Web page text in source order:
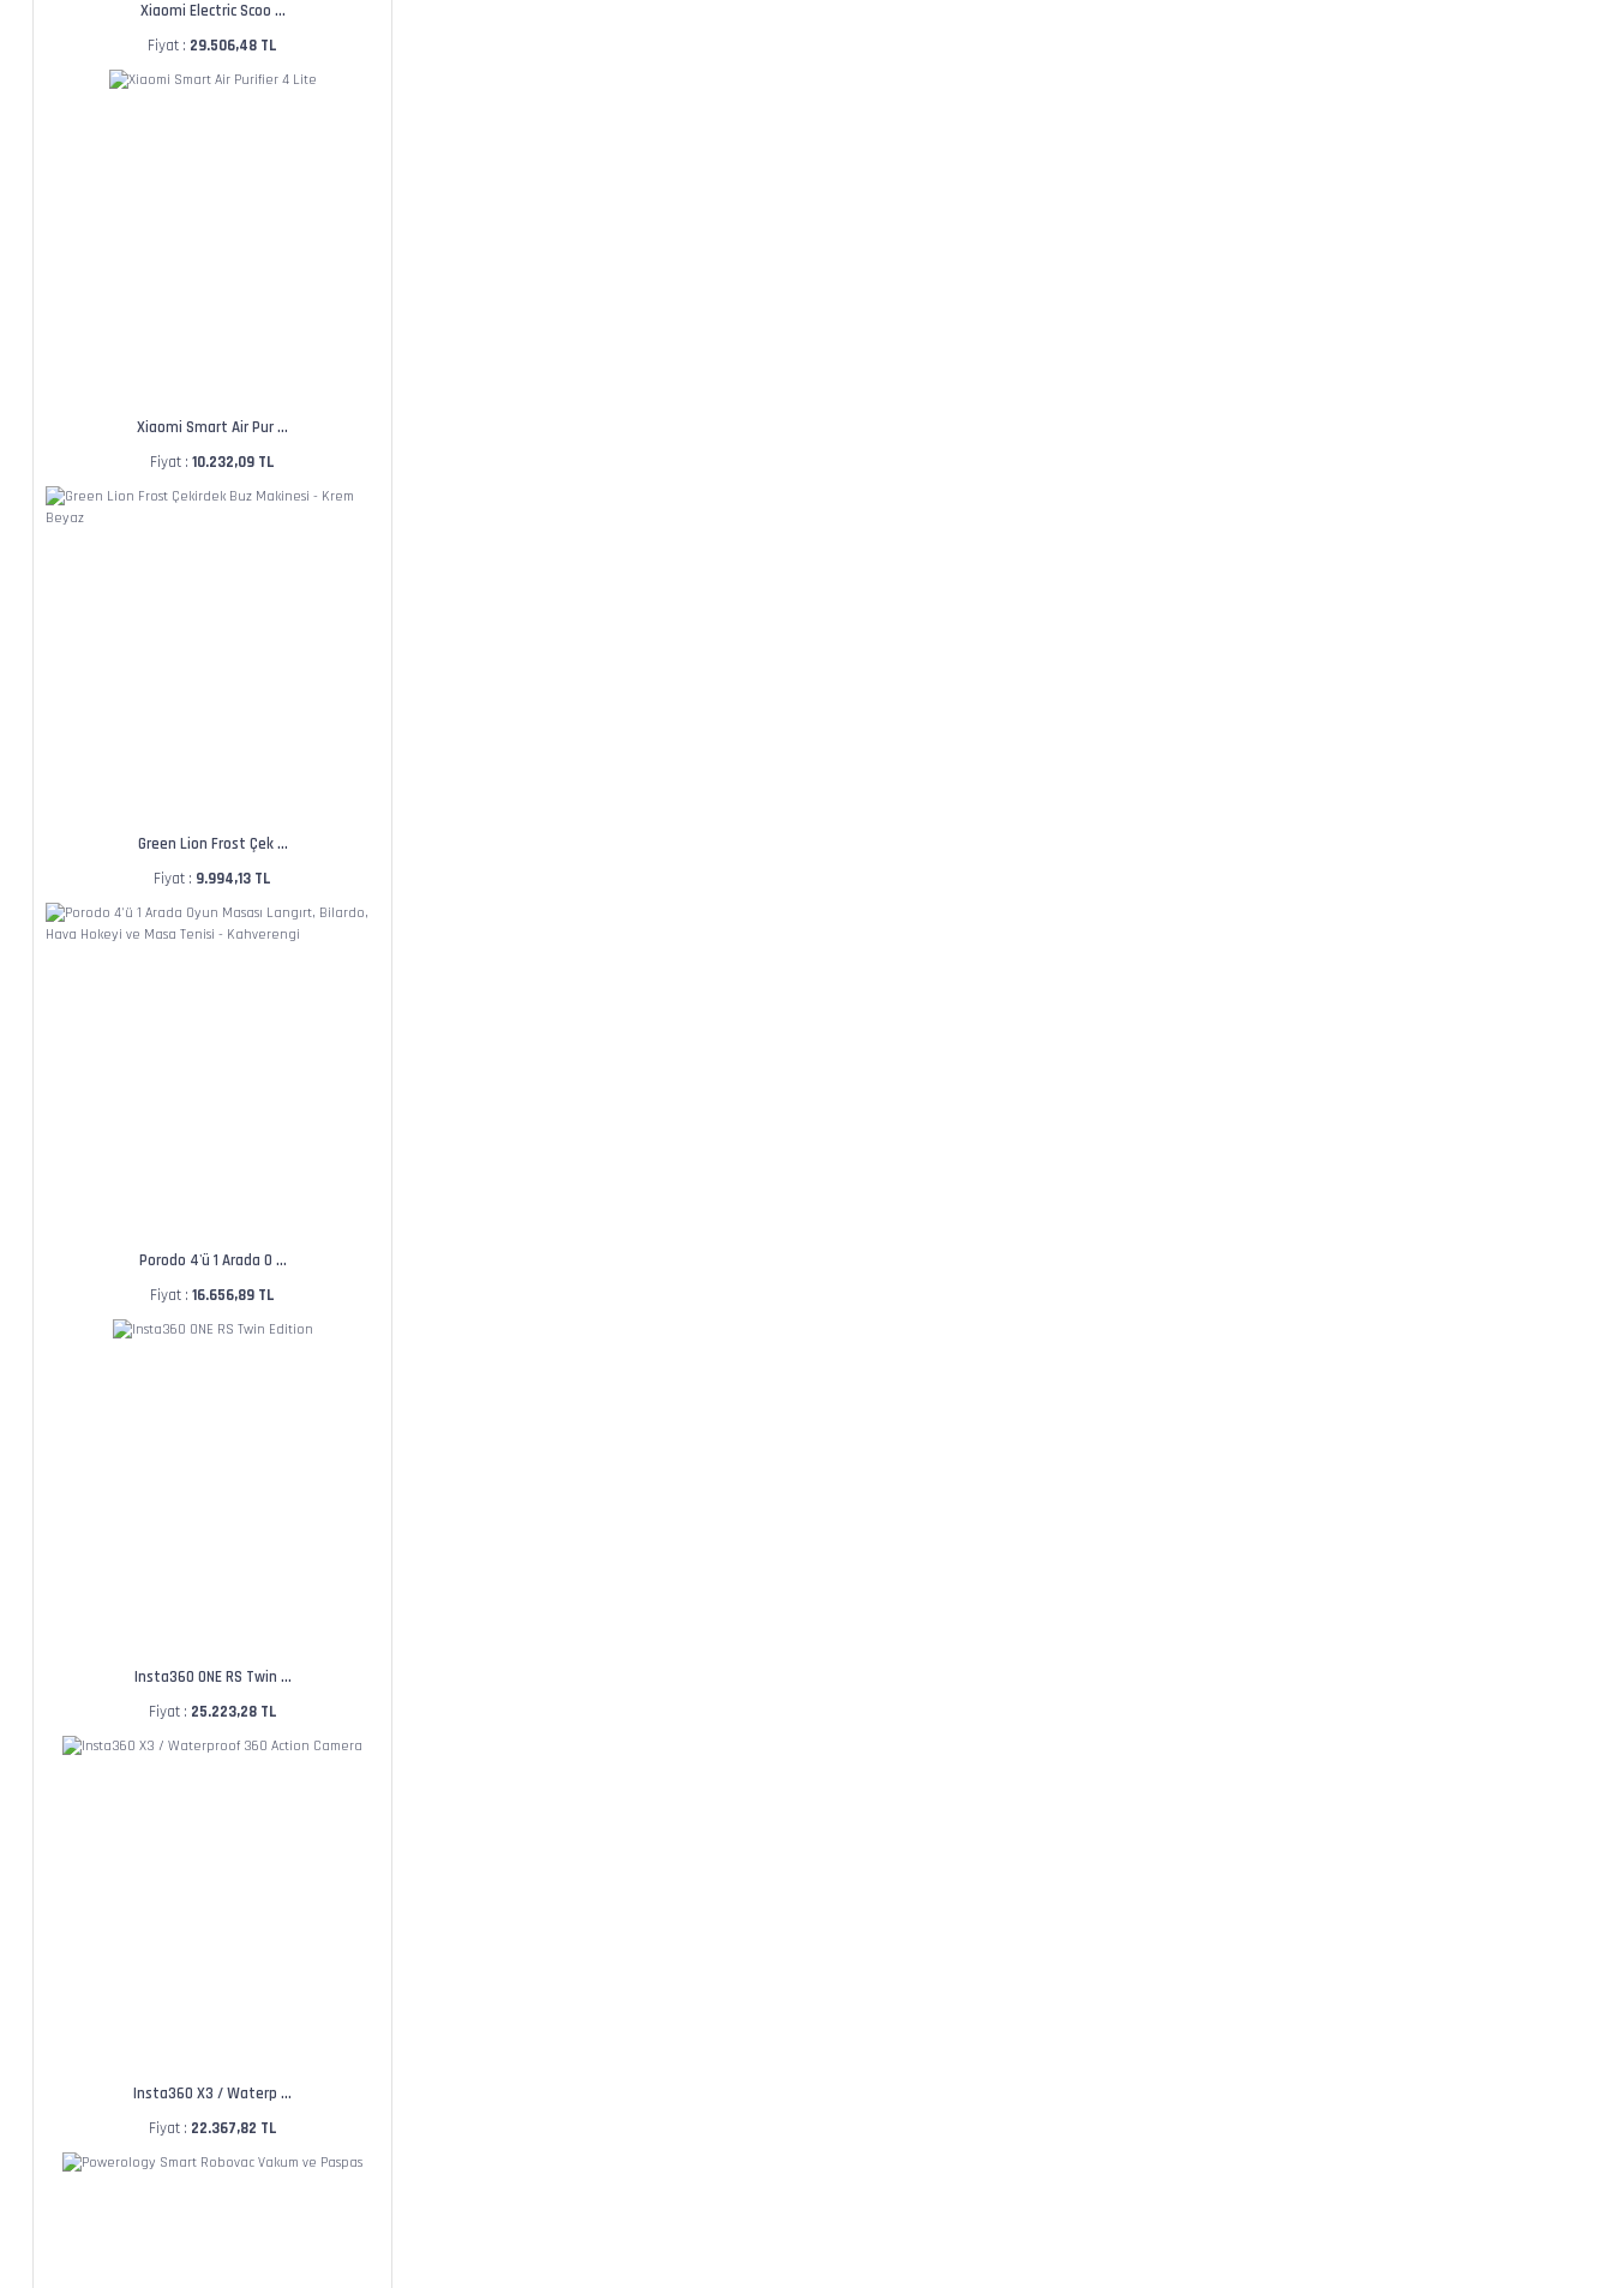
Xiaomi Electric Scoo ...
Fiyat : 29.506,48 TL
Xiaomi Smart Air Pur ...
Fiyat : 10.232,09 TL
Green Lion Frost Çek ...
Fiyat : 9.994,13 TL
Porodo 4'ü 1 Arada O ...
Fiyat : 16.656,89 TL
Insta360 ONE RS Twin ...
Fiyat : 25.223,28 TL
Insta360 X3 / Waterp ...
Fiyat : 22.367,82 TL